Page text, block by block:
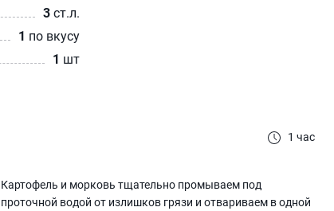
3ст.л.
1 по вкусу
1 шт
1 час
Картофель и морковь тщательно промываем под
проточной водой от излишков грязи и отвариваем в одной